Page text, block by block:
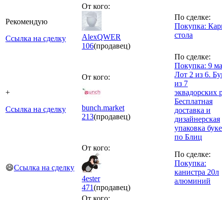
Рекомендую
Ссылка на сделку
От кого:
AlexQWER
106(продавец)
По сделке:
Покупка:
стола
+
Ссылка на сделку
От кого:
bunch.market
213(продавец)
По сделке:
Покупка: 9
Лот 2 из 6.
из 7
эквадорских
Бесплатная
доставка и
дизайнерская
упаковка
по Блиц
😄Ссылка на сделку
От кого:
4ester
471(продавец)
По сделке:
Покупка:
канистра 20л
алюминий
От кого: